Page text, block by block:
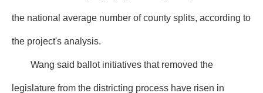
the national average number of county splits, according to
the project's analysis.
Wang said ballot initiatives that removed the
legislature from the districting process have risen in